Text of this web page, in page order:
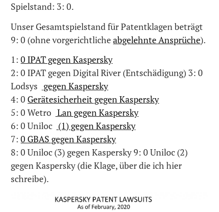
Spielstand: 3: 0.
Unser Gesamtspielstand für Patentklagen beträgt
9: 0 (ohne vorgerichtlicheabgelehnte Ansprüche).
1:0 IPAT gegen Kaspersky
2: 0 IPAT gegen Digital River (Entschädigung) 3: 0
Lodsys gegen Kaspersky
4: 0 Gerätesicherheit gegen Kaspersky
5: 0 Wetro Lan gegen Kaspersky
6: 0 Uniloc (1) gegen Kaspersky
7:0 GBAS gegen Kaspersky
8: 0 Uniloc (3) gegen Kaspersky 9: 0 Uniloc (2)
gegen Kaspersky (die Klage, über die ich hier
schreibe).